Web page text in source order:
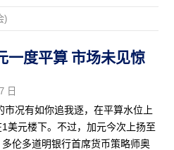
)
一度平算 市场未见惊
日
市况有如你追我逐，在平算水位上
美元楼下。不过，加元今次上扬至
伦多道明银行首席货币策略师奥